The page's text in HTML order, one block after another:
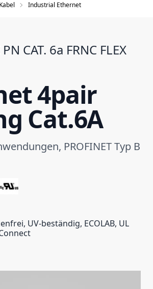
Kabel Industrial Ethernet
CAT. 6a FRNC FLEX
4pair
Cat.6A
PROFINET Typ B
UV-beständig, ECOLAB, UL